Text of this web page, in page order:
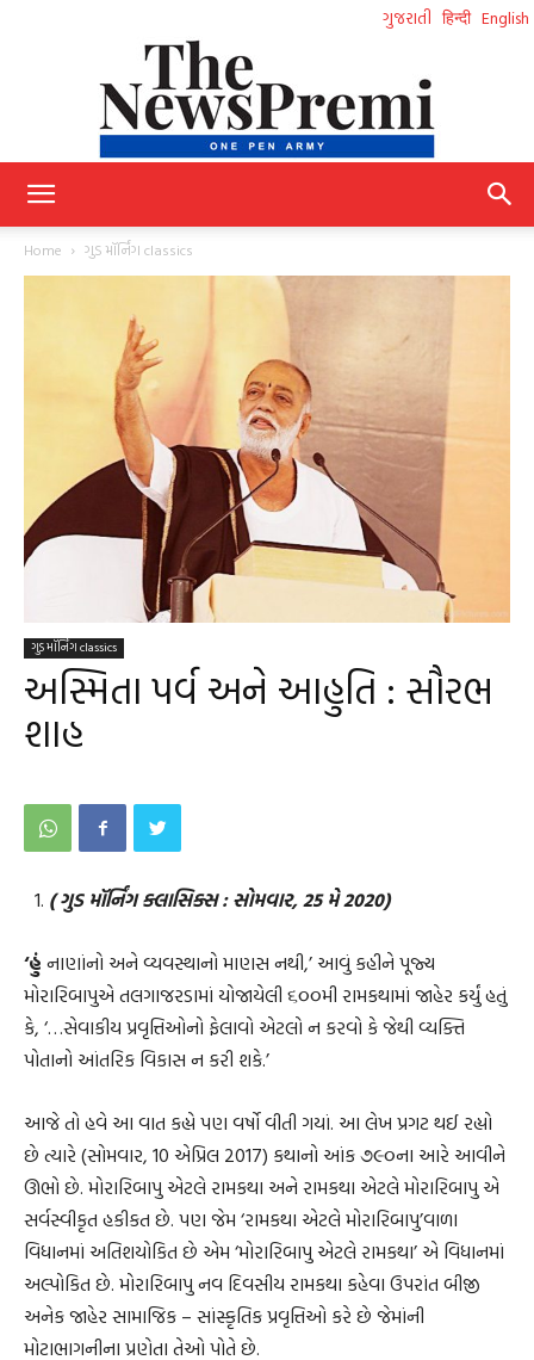
ગુજરાતી हिन्दी English
Gujarati
Home ગુડ મૉર્નિંગ classics
ગુડ મૉર્નિંગ classics
અસ્મિતા પર્વ અને આહુતિ : સૌરભ
શાહ
( ગુડ મૉર્નિંગ ક્લાસિક્સ : સોમવાર, 25 મે 2020)
‘હું નાણાંનો અને વ્યવસ્થાનો માણસ નથી,’ આવું કહીને પૂજ્ય
મોરારિબાપુએ તલગાજરડામાં યોજાયેલી ૬૦૦મી રામકથામાં જાહેર કર્યું હતું
કે, ‘…સેવાકીય પ્રવૃત્તિઓનો ફેલાવો એટલો ન કરવો કે જેથી વ્યક્તિ
પોતાનો આંતરિક વિકાસ ન કરી શકે.’
આજે તો હવે આ વાત કહ્યે પણ વર્ષો વીતી ગયાં. આ લેખ પ્રગટ થઈ રહ્યો
છે ત્યારે (સોમવાર, 10 એપ્રિલ 2017) કથાનો આંક ૭૯૦ના આરે આવીને
ઊભો છે. મોરારિબાપુ એટલે રામકથા અને રામકથા એટલે મોરારિબાપુ એ
સર્વસ્વીકૃત હકીકત છે. પણ જેમ ‘રામકથા એટલે મોરારિબાપુ’વાળા
વિધાનમાં અતિશયોકિત છે એમ ‘મોરારિબાપુ એટલે રામકથા’ એ વિધાનમાં
અલ્પોકિત છે. મોરારિબાપુ નવ દિવસીય રામકથા કહેવા ઉપરાંત બીજી
અનેક જાહેર સામાજિક – સાંસ્કૃતિક પ્રવૃત્તિઓ કરે છે જેમાંની
મોટાભાગનીના પ્રણેતા તેઓ પોતે છે.